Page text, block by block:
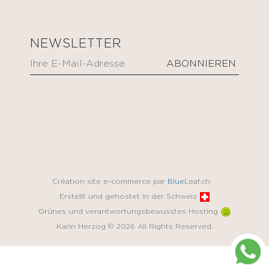
NEWSLETTER
Création site e-commerce par Blue Leaf.ch
Erstellt und gehostet in der Schweiz
Grünes und verantwortungsbewusstes Hosting
Karin Herzog © 2026 All Rights Reserved.